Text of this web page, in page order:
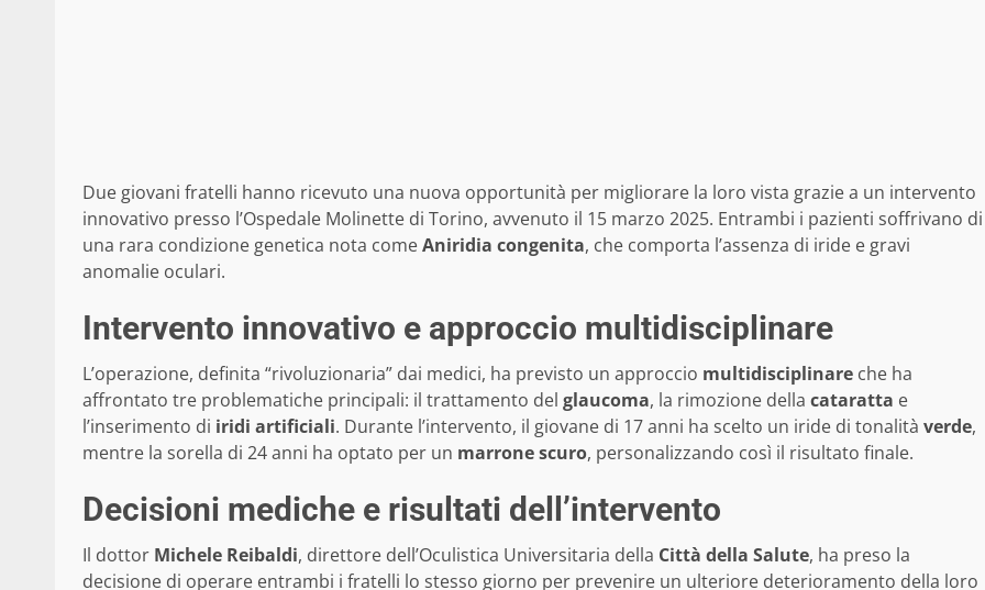
Due giovani fratelli hanno ricevuto una nuova opportunità per migliorare la loro vista grazie a un intervento
innovativo presso l’Ospedale Molinette di Torino, avvenuto il 15 marzo 2025. Entrambi i pazienti soffrivano di
una rara condizione genetica nota comeAniridia congenita, che comporta l’assenza di iride e gravi
anomalie oculari.
Intervento innovativo e approccio multidisciplinare
L’operazione, definita “rivoluzionaria” dai medici, ha previsto un approccio multidisciplinare che ha
affrontato tre problematiche principali: il trattamento del glaucoma, la rimozione della cataratta e
l’inserimento di iridi artificiali. Durante l’intervento, il giovane di 17 anni ha scelto un iride di tonalità verde,
mentre la sorella di 24 anni ha optato per un marrone scuro, personalizzando così il risultato finale.
Decisioni mediche e risultati dell’intervento
Il dottor Michele Reibaldi, direttore dell’Oculistica Universitaria della Città della Salute, ha preso la
decisione di operare entrambi i fratelli lo stesso giorno per prevenire un ulteriore deterioramento della loro